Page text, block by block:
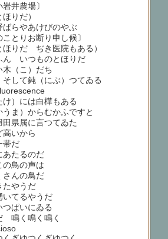
井農場〕
りだ）
らやあけびのやぶ
ことりお断り申し候〕
りだ ぢき医院もある）
ん いつものとほりだ
木（こ）だち
して鈍（にぶ）つてゐる
け）には白樺もある
ま）からむかふですと
田県属に言つてゐた
高いから
帯だ
あたるのだ
の鳥の声は
さんの鳥だ
たやうだ
いてるやうだ
つぱいにゐる
鳴く鳴く鳴く